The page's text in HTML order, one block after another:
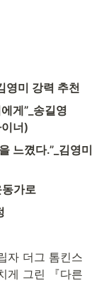
영미 강력 추천
게”_송길영
너)
느꼈다.”_김영미
가로
자 더그 톰킨스
게 그린 『다른